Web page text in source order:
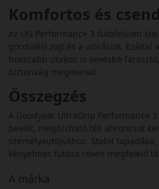
Komfortos és
Az UG Performance 3 futófelületi
gördülési zajt és a vibrációt. Ezáltal
hosszabb utakon is kevésbé
biztonság megmarad.
Összegzés
A Goodyear UltraGrip Performance
bevált, megbízható téli abroncsot
személyautójukhoz. Stabil
kényelmes futása révén megfelelő
A márka